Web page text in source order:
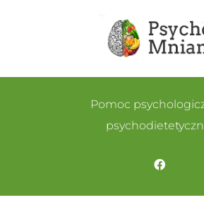
Pomoc